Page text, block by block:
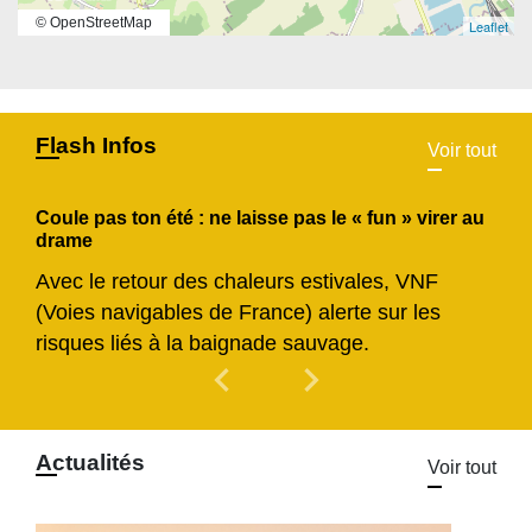
Leaflet
© OpenStreetMap
Flash Infos Voir tout
Coule pas ton été : ne laisse pas le « fun » virer au
drame
Avec le retour des chaleurs estivales, VNF
(Voies navigables de France) alerte sur les
risques liés à la baignade sauvage.
chevron_left Previous
chevron_right
Actualités Voir tout